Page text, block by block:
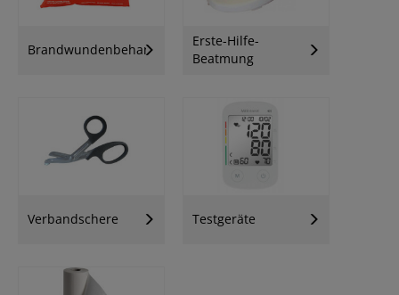
Brandwundenbehandlung
Erste-Hilfe-
Beatmung
Verbandschere Testgeräte